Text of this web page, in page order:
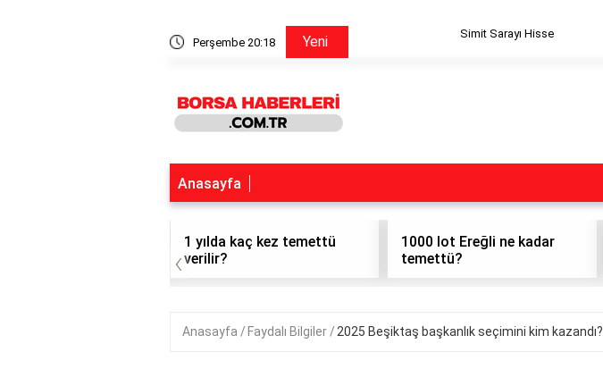
Perşembe 20:18 Yeni Simit Sarayı Hisse
Anasayfa
1 yılda kaç kez temettü
verilir?
1000 lot Ereğli ne kadar
temettü?
‹
Anasayfa Faydalı Bilgiler 2025 Beşiktaş başkanlık seçimini kim kazandı?